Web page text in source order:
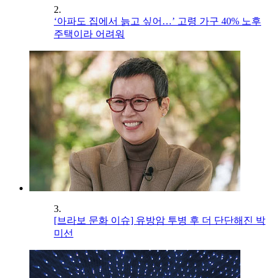
2.
‘아파도 집에서 늙고 싶어…’ 고령 가구 40% 노후
주택이라 어려워
3.
[브라보 문화 이슈] 유방암 투병 후 더 단단해진 박
미선